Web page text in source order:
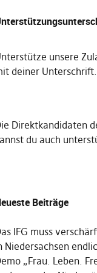
unsere
deiner Unterschrift.
Direktkandidaten
du auch
Beiträge
IFG muss
Niedersachsen
„Frau. Leben.